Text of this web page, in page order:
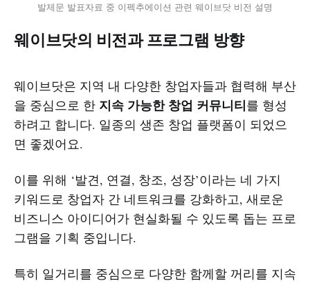
발제문 발표자료 중 이펙추에이션 관련 웨이브닷 비전 설명
웨이브닷의 비전과 프로그램 방향
웨이브닷은 지역 내 다양한 창업자들과 협력해 부산
을 중심으로 한 지속 가능한 창업 커뮤니티를 형성
하려고 합니다. 일종의 생존 창업 플랫폼이 되었으
면 좋겠어요.
이를 위해 ‘발견, 연결, 창조, 성장’이라는 네 가지
키워드로 창업자 간 네트워크를 강화하고, 새로운
비즈니스 아이디어가 현실화될 수 있도록 돕는 프로
그램을 기획 중입니다.
특히 일거리를 중심으로 다양한 함께할 꺼리를 지속